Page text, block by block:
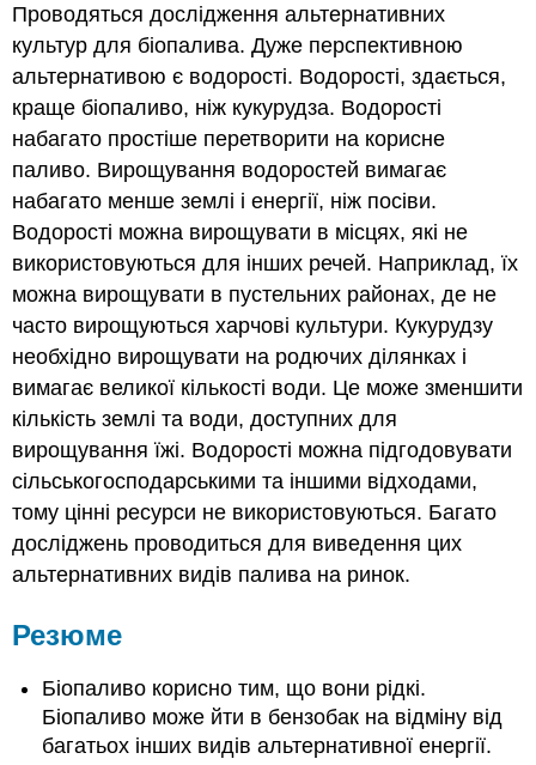
Проводяться дослідження альтернативних
культур для біопалива. Дуже перспективною
альтернативою є водорості. Водорості, здається,
краще біопаливо, ніж кукурудза. Водорості
набагато простіше перетворити на корисне
паливо. Вирощування водоростей вимагає
набагато менше землі і енергії, ніж посіви.
Водорості можна вирощувати в місцях, які не
використовуються для інших речей. Наприклад, їх
можна вирощувати в пустельних районах, де не
часто вирощуються харчові культури. Кукурудзу
необхідно вирощувати на родючих ділянках і
вимагає великої кількості води. Це може зменшити
кількість землі та води, доступних для
вирощування їжі. Водорості можна підгодовувати
сільськогосподарськими та іншими відходами,
тому цінні ресурси не використовуються. Багато
досліджень проводиться для виведення цих
альтернативних видів палива на ринок.
Резюме
Біопаливо корисно тим, що вони рідкі.
Біопаливо може йти в бензобак на відміну від
багатьох інших видів альтернативної енергії.